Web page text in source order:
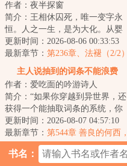
作者：夜半探窗
简介：王相休囚死，唯一变字永
恒。人之一生，是为大化。从婴
孩，至少壮，到老耄，最后也逃
不开死亡。许峰...
更新时间：2026-08-06 00:33:53
最新章节： 第236章、法褪（2/2）
主人说抽到的词条不能浪费
作者：爱吃面的吟游诗人
简介：“如果你穿越到异世界，还
获得一个能抽取词条的系统，你
会怎么选？”“A、破除家族诅咒，
重振昔日...
更新时间：2026-08-07 04:57:10
最新章节： 第544章 善良的何西，
贴心的考虑
书名：